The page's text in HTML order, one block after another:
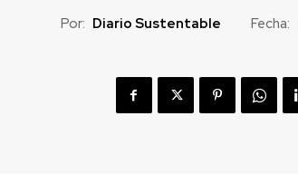
Por: Diario Sustentable Fecha: